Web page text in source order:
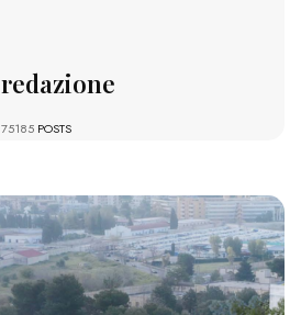
redazione
75185 POSTS